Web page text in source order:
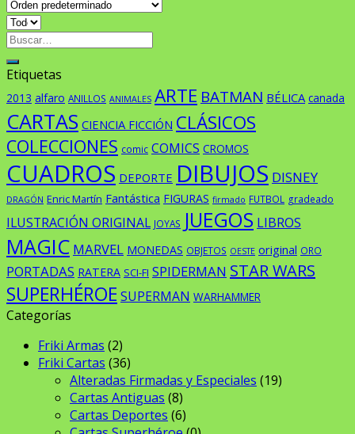
Buscar
por:
Etiquetas
2013 alfaro ANILLOS ANIMALES ARTE BATMAN BÉLICA canada
CARTAS CIENCIA FICCIÓN CLÁSICOS
COLECCIONES comic COMICS CROMOS
CUADROS DEPORTE DIBUJOS DISNEY
DRAGÓN Enric Martín Fantástica FIGURAS firmado FUTBOL gradeado
ILUSTRACIÓN ORIGINAL JOYAS JUEGOS LIBROS
MAGIC MARVEL MONEDAS OBJETOS OESTE original ORO
PORTADAS RATERA SCI-FI SPIDERMAN STAR WARS
SUPERHÉROE SUPERMAN WARHAMMER
Categorías
Friki Armas (2)
Friki Cartas (36)
Alteradas Firmadas y Especiales (19)
Cartas Antiguas (8)
Cartas Deportes (6)